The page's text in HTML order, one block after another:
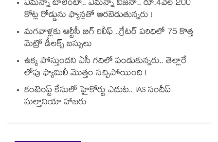
ఏమన్నా టాలెంటా.. ఏమన్నా విజనా.. రూ.4వేల 200
కోట్ల రోడ్డును ఫ్యాన్లతో ఆరబెడుతున్నరు !
మగవాళ్లకు ఆర్టీసీ బిగ్ రిలీఫ్ ..గ్రేటర్ పరిధిలో 75 కొత్త
మెట్రో డీలక్స్ బస్సులు
ఉక్క పోస్తుందని ఏసీ గదిలో పండుకున్నరు.. తెల్లారే
లోపు ఫ్యామిలీ మొత్తం సచ్చిపోయింది !
కంటెంప్ట్ కేసులో హైకోర్టు ఎదుట.. IAS సందీప్
సుల్తానియా హాజరు